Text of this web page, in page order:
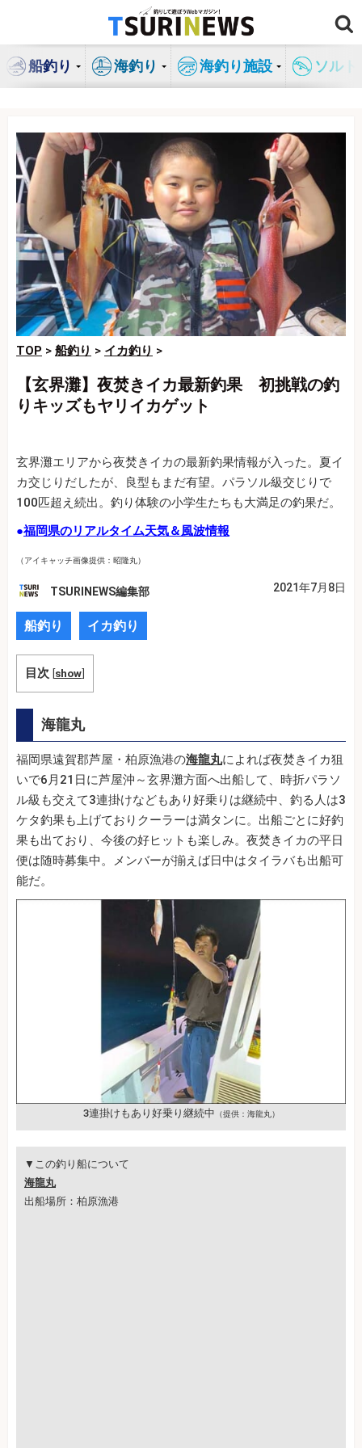
ン
船釣り 海釣り 海釣り施設 ソル
TOP > 船釣り > イカ釣り >
【玄界灘】夜焚きイカ最新釣果 初挑戦の釣
りキッズもヤリイカゲット
玄界灘エリアから夜焚きイカの最新釣果情報が入った。夏イ
カ交じりだしたが、良型もまだ有望。パラソル級交じりで
100匹超え続出。釣り体験の小学生たちも大満足の釣果だ。
●福岡県のリアルタイム天気＆風波情報
（アイキャッチ画像提供：昭隆丸）
TSURINEWS編集部 2021年7月8日
船釣り イカ釣り
目次 [show]
海龍丸
福岡県遠賀郡芦屋・柏原漁港の海龍丸によれば夜焚きイカ狙
いで6月21日に芦屋沖～玄界灘方面へ出船して、時折パラソ
ル級も交えて3連掛けなどもあり好乗りは継続中、釣る人は3
ケタ釣果も上げておりクーラーは満タンに。出船ごとに好釣
果も出ており、今後の好ヒットも楽しみ。夜焚きイカの平日
便は随時募集中。メンバーが揃えば日中はタイラバも出船可
能だ。
3連掛けもあり好乗り継続中 （提供：海龍丸）
▼この釣り船について
海龍丸
出船場所：柏原漁港